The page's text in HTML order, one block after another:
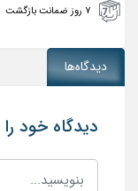
۷ روز ضمانت بازگشت
دیدگاه‌ها
دیدگاه خود